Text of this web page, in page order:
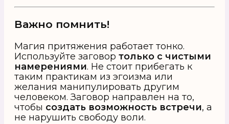
Важно помнить!
Магия притяжения работает тонко.
Используйте заговор только с чистыми
намерениями. Не стоит прибегать к
таким практикам из эгоизма или
желания манипулировать другим
человеком. Заговор направлен на то,
чтобы создать возможность встречи, а
не нарушить свободу воли.